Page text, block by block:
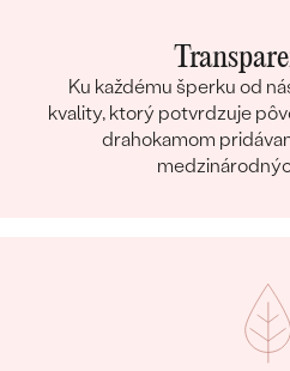
Ku každému šperku od
kvality, ktorý potvrdzuje
drahokamom